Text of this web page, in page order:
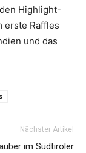
Highlight-
erste Raffles
und das
Nächster Artikel
im Südtiroler